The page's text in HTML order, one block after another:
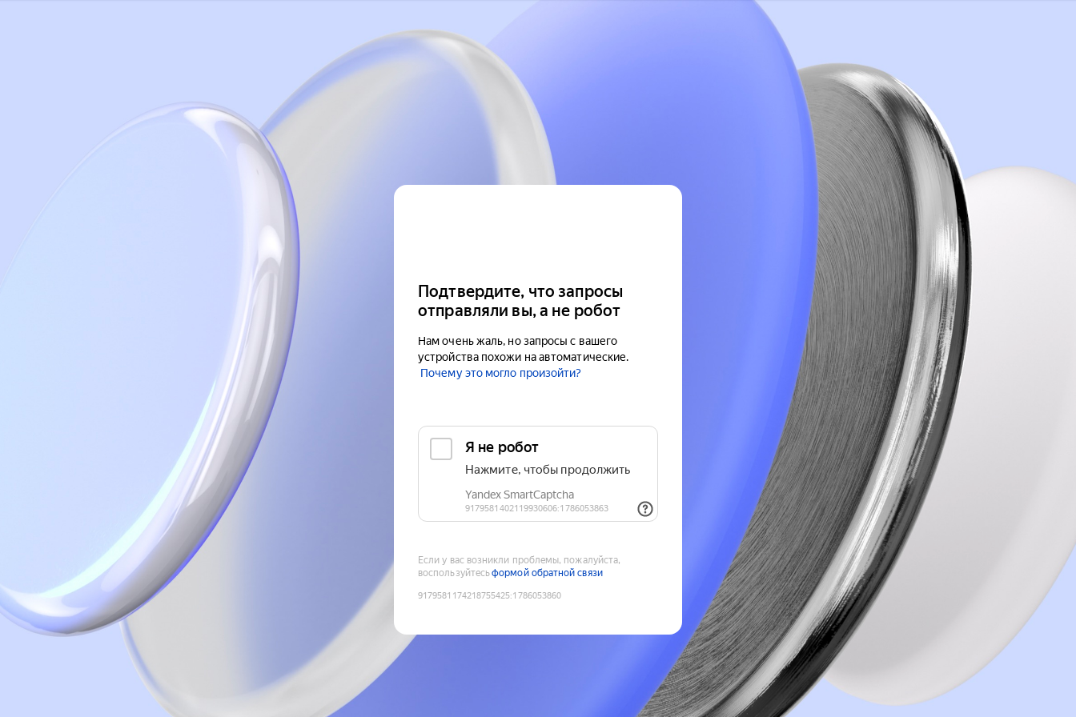
Подтвердите, что запросы
отправляли вы, а не робот
Нам очень жаль, но запросы с вашего
устройства похожи на автоматические.
Почему это могло произойти?
Если у вас возникли проблемы, пожалуйста,
воспользуйтесьформой обратной связи
9179581174218755425:1786053860